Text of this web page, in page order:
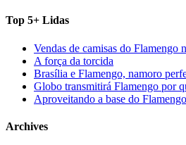
Top 5+ Lidas
Vendas de camisas do Flamengo
A força da torcida
Brasília e Flamengo, namoro
Globo transmitirá Flamengo por
Aproveitando a base do Flamengo
Archives